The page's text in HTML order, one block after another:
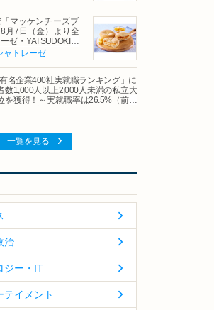
マッケンチーズブ
月7日（金）より全
ゼ・YATSUDOKIで
ャトレーゼ
名企業400社実就職ランキング」に
数1,000人以上2,000人未満の私立大
を獲得！～実就職率は26.5%（前年
長、東京の私立大学でも10位にラ
一覧を見る
治
ジー・IT
テイメント